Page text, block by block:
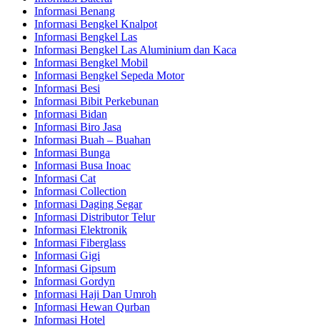
Informasi Benang
Informasi Bengkel Knalpot
Informasi Bengkel Las
Informasi Bengkel Las Aluminium dan Kaca
Informasi Bengkel Mobil
Informasi Bengkel Sepeda Motor
Informasi Besi
Informasi Bibit Perkebunan
Informasi Bidan
Informasi Biro Jasa
Informasi Buah – Buahan
Informasi Bunga
Informasi Busa Inoac
Informasi Cat
Informasi Collection
Informasi Daging Segar
Informasi Distributor Telur
Informasi Elektronik
Informasi Fiberglass
Informasi Gigi
Informasi Gipsum
Informasi Gordyn
Informasi Haji Dan Umroh
Informasi Hewan Qurban
Informasi Hotel